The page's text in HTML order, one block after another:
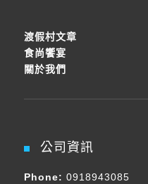
渡假村文章
食尚饗宴
關於我們
公司資訊
Phone: 0918943085